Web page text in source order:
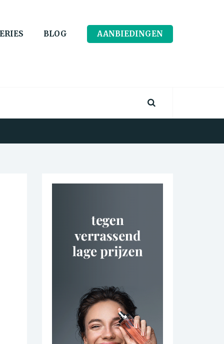
BLOG AANBIEDINGEN